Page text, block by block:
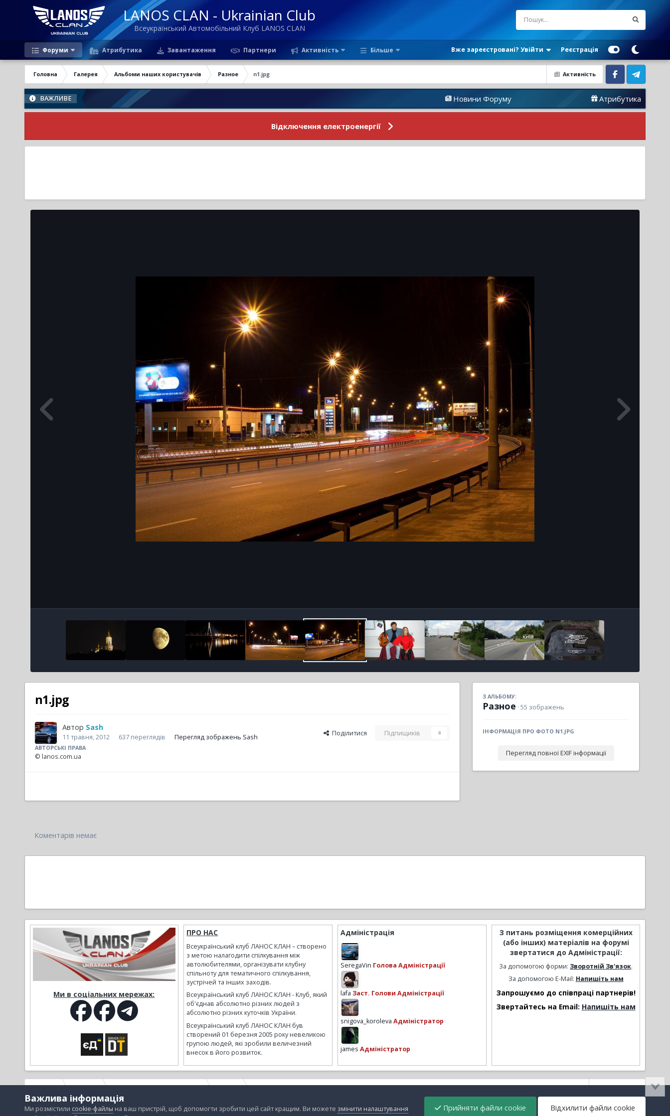
LANOS CLAN - Ukrainian Club
Всеукраїнський Автомобільний Клуб LANOS CLAN
Форуми Атрибутика Завантаження Партнери Активність Більше Вже зареєстровані? Увійти Реєстрація
Активність
Головна Галерея Альбоми наших користувачів Разное n1.jpg
Facebook Telegram
ВАЖЛИВЕ Новини Форуму Атрибутика
Відключення електроенергії
n1.jpg
Автор Sash
11 травня, 2012 637 переглядів Перегляд зображень Sash Поділитися Підпищиків 0
АВТОРСЬКІ ПРАВА
© lanos.com.ua
З АЛЬБОМУ:
Разное · 55 зображень
ІНФОРМАЦІЯ ПРО ФОТО N1.JPG
Перегляд повної EXIF інформації
Коментарів немає
Ми в соціальних мережах:
ПРО НАС
Всеукраїнський клуб ЛАНОС КЛАН – створено
з метою налагодити спілкування між
автолюбителями, організувати клубну
спільноту для тематичного спілкування,
зустрічей та інших заходів.
Всеукраїнський клуб ЛАНОС КЛАН - Клуб, який
об'єднав абсолютно різних людей з
абсолютно різних куточків України.
Всеукраїнський клуб ЛАНОС КЛАН був
створений 01 березня 2005 року невеликою
групою людей, які зробили величезний
внесок в його розвиток.
Адміністрація
SeregaVin Голова Адміністрації
lafa Заст. Голови Адміністрації
snigova_koroleva Адміністратор
james Адміністратор
З питань розміщення комерційних
(або інших) матеріалів на форумі
звертатися до Адміністрації:
За допомогою форми: Зворотній Зв'язок.
За допомогою E-Mail: Напишіть нам
Запрошуємо до співпраці партнерів!
Звертайтесь на Email: Напишіть нам
Важлива інформація
Ми розмістили cookie-файлы на ваш пристрій, щоб допомогти зробити цей сайт кращим. Ви можете змінити налаштування
Прийняти файли cookie Відхилити файли cookie